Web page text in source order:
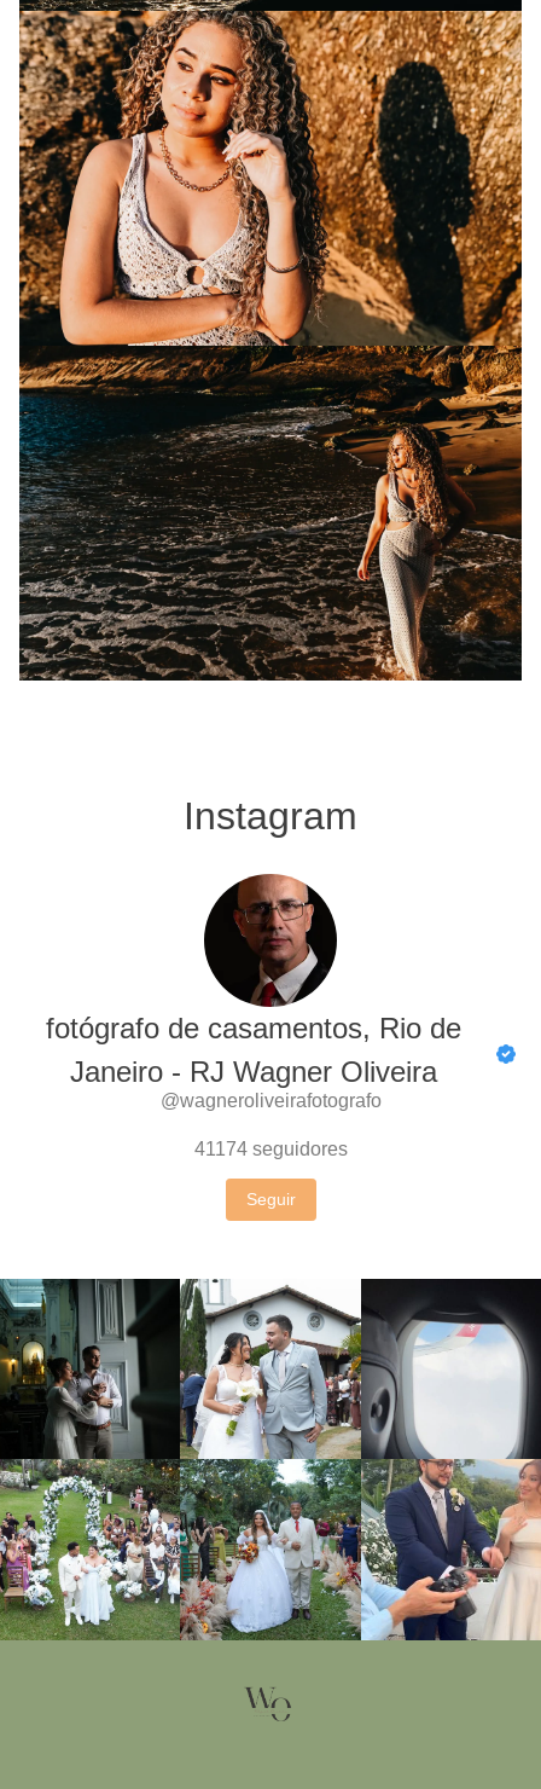
Instagram
fotógrafo de casamentos, Rio de
Janeiro - RJ Wagner Oliveira
@wagneroliveirafotografo
41174 seguidores
Seguir